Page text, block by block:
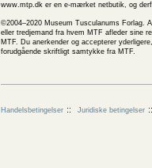
www.mtp.dk er en e-mærket netbutik, og
©2004–2020 Museum Tusculanums Forlag.
eller tredjemand fra hvem MTF afleder sine
MTF. Du anerkender og accepterer
forudgående skriftligt samtykke fra MTF.
Handelsbetingelser Juridiske betingelser